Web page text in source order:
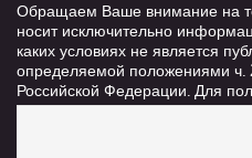
Обращаем Ваше внимание на
носит исключительно
каких условиях не является
определяемой положениями ч.
Российской Федерации. Для
информации о стоимости и